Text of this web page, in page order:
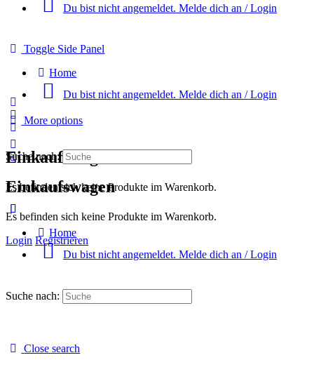
Du bist nicht angemeldet. Melde dich an / Login
Toggle Side Panel
Home
Du bist nicht angemeldet. Melde dich an / Login
More options
Einkaufswagen
Es befinden sich keine Produkte im Warenkorb.
Login Registrieren
Einkaufswagen
Es befinden sich keine Produkte im Warenkorb.
Suche nach:
Home
Du bist nicht angemeldet. Melde dich an / Login
Suche nach:
Close search